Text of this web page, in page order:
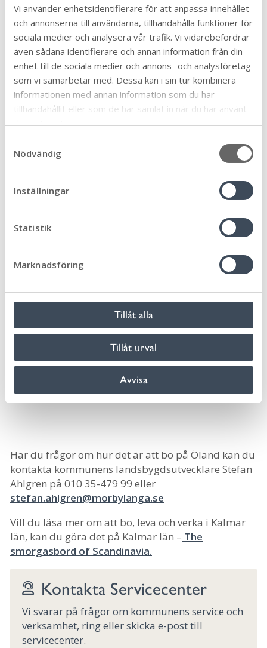
Vi använder enhetsidentifierare för att anpassa innehållet
och annonserna till användarna, tillhandahålla funktioner för
sociala medier och analysera vår trafik. Vi vidarebefordrar
även sådana identifierare och annan information från din
enhet till de sociala medier och annons- och analysföretag
som vi samarbetar med. Dessa kan i sin tur kombinera
informationen med annan information som du har
tillhandahållit eller som de har samlat in när du har använt
deras tjänster.
Nödvändig
Inställningar
Statistik
Marknadsföring
Tillåt alla
Tillåt urval
Avvisa
Upplev friluftslivet på södra Öland
Välkommen till vårt fantastiska friluftsliv i
Mörbylånga kommun i Naturkartan
Mörbylånga kommun är en trygg plats att bo
möjligheter till pendling. I vår kommun är
företagandet en livsstil. Kultur och fritid året
och kulturen.
Läs mer om Mörbylånga kommun
Har du frågor om hur det är att bo på Öland kan du
kontakta kommunens landsbygdsutvecklare Stefan
Ahlgren på 010 35-479 99 eller
stefan.ahlgren@morbylanga.se
Vill du läsa mer om att bo, leva och verka i Kalmar
län, kan du göra det på Kalmar län – The
smorgasbord of Scandinavia.
Kontakta Servicecenter
Vi svarar på frågor om kommunens service och
verksamhet, ring eller skicka e-post till
servicecenter.